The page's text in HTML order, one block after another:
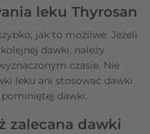
leku Thyrosan
jak to możliwe. Jeżeli
dawki, należy
czasie. Nie
leku ani stosować dawki
dawki.
zalecana dawki